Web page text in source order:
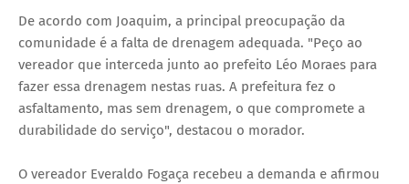
De acordo com Joaquim, a principal preocupação da
comunidade é a falta de drenagem adequada. "Peço ao
vereador que interceda junto ao prefeito Léo Moraes para
fazer essa drenagem nestas ruas. A prefeitura fez o
asfaltamento, mas sem drenagem, o que compromete a
durabilidade do serviço", destacou o morador.
O vereador Everaldo Fogaça recebeu a demanda e afirmou